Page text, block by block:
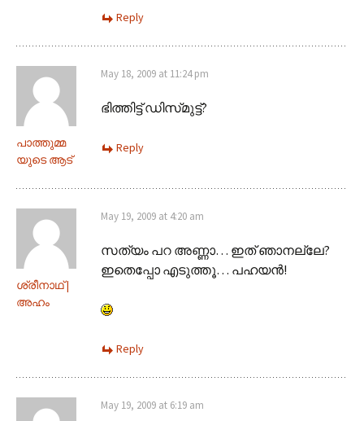
Reply
പാത്തുമ്മ
യുടെ ആട്
May 18, 2009 at 11:24 pm
ഭിത്തിട്ട് ഡിസ്‌മുട്ട്?
Reply
ശ്രീനാഥ്‌ |
അഹം
May 19, 2009 at 4:20 am
സത്യം പറ അണ്ണാ… ഇത് ഞാനല്ലേ?
ഇതെപ്പോ എടുത്തൂ… പഹയന്‍!
Reply
May 19, 2009 at 6:19 am